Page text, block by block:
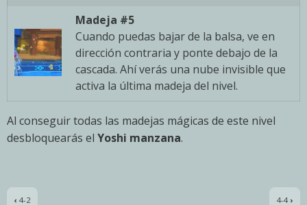
Madeja #5
Cuando puedas bajar de la balsa, ve en
dirección contraria y ponte debajo de la
cascada. Ahí verás una nube invisible que
activa la última madeja del nivel.
Al conseguir todas las madejas mágicas de este nivel
desbloquearás el Yoshi manzana.
‹ 4-2 4-4 ›